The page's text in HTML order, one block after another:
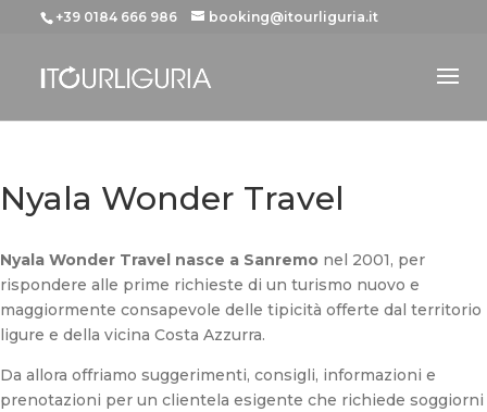
+39 0184 666 986 booking@itourliguria.it
Nyala Wonder Travel
Nyala Wonder Travel nasce a Sanremo nel 2001, per
rispondere alle prime richieste di un turismo nuovo e
maggiormente consapevole delle tipicità offerte dal territorio
ligure e della vicina Costa Azzurra.
Da allora offriamo suggerimenti, consigli, informazioni e
prenotazioni per un clientela esigente che richiede soggiorni